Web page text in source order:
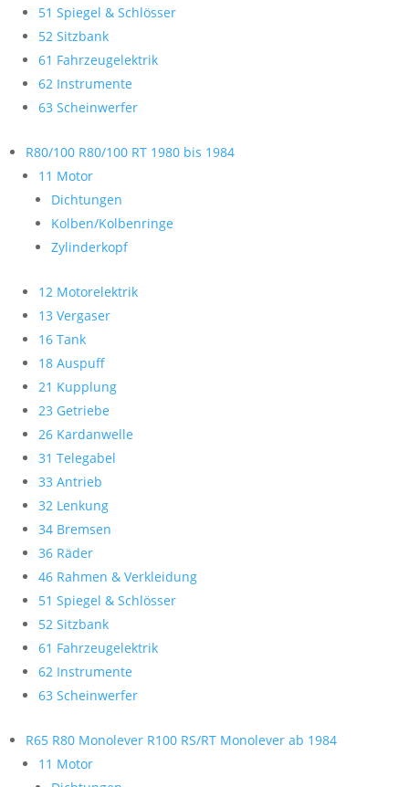
51 Spiegel & Schlösser
52 Sitzbank
61 Fahrzeugelektrik
62 Instrumente
63 Scheinwerfer
R80/100 R80/100 RT 1980 bis 1984
11 Motor
Dichtungen
Kolben/Kolbenringe
Zylinderkopf
12 Motorelektrik
13 Vergaser
16 Tank
18 Auspuff
21 Kupplung
23 Getriebe
26 Kardanwelle
31 Telegabel
33 Antrieb
32 Lenkung
34 Bremsen
36 Räder
46 Rahmen & Verkleidung
51 Spiegel & Schlösser
52 Sitzbank
61 Fahrzeugelektrik
62 Instrumente
63 Scheinwerfer
R65 R80 Monolever R100 RS/RT Monolever ab 1984
11 Motor